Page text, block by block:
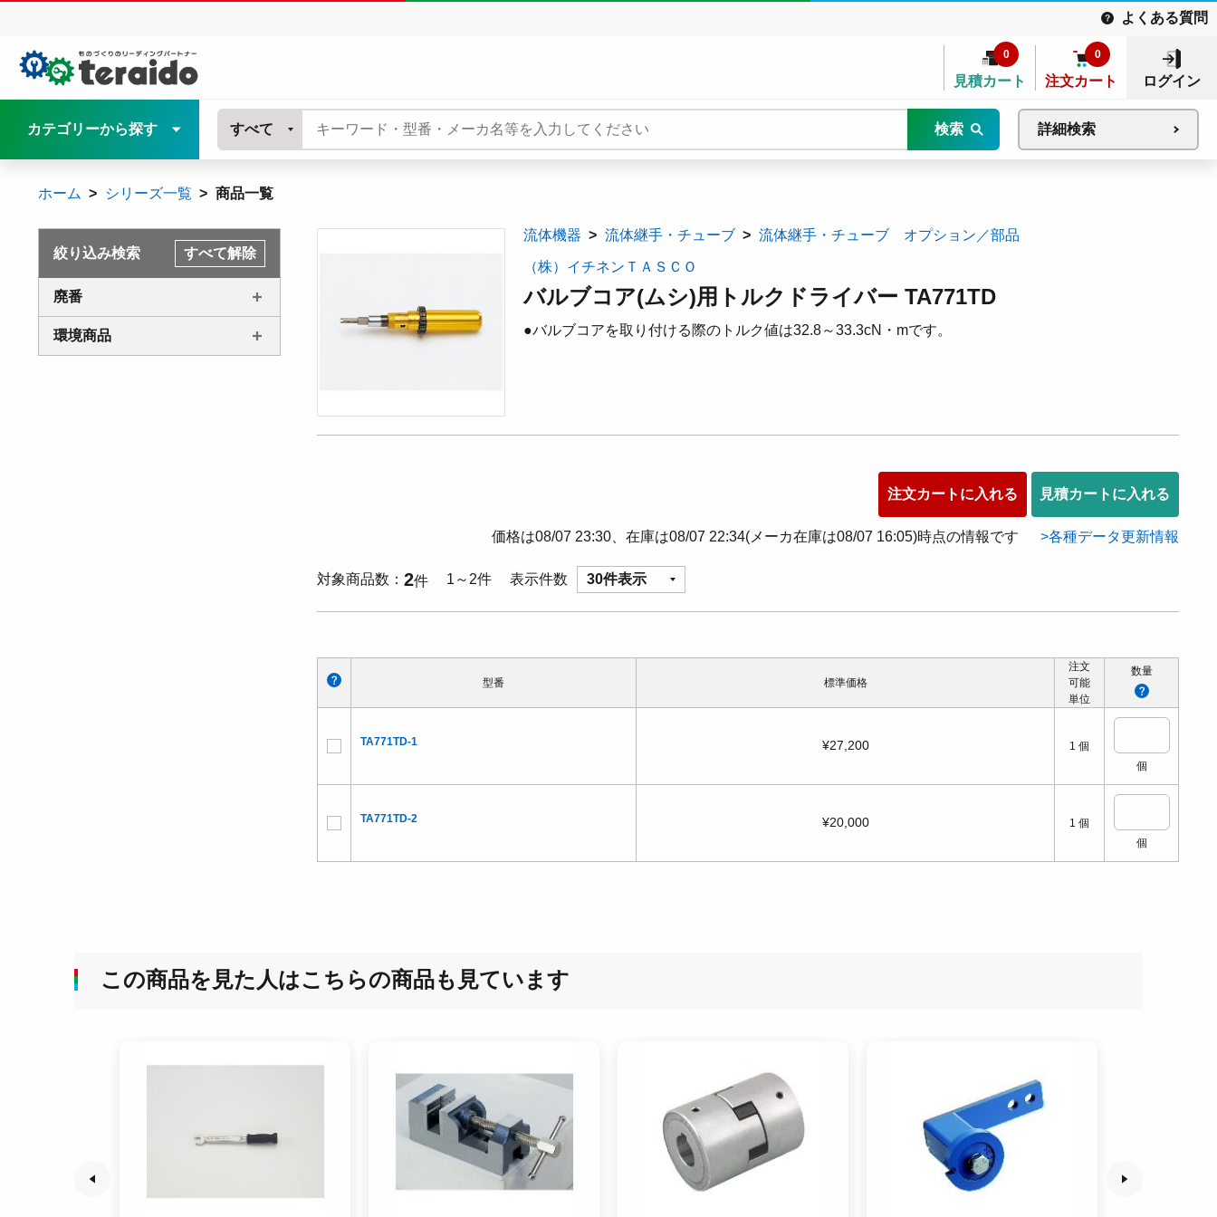
よくある質問
見積カート
0
注文カート
0
ログイン
カテゴリーから探す すべて 検索 詳細検索
ホーム シリーズ一覧 商品一覧
絞り込み検索 すべて解除
廃番
環境商品
流体機器 流体継手・チューブ 流体継手・チューブ オプション／部品
（株）イチネンＴＡＳＣＯ
バルブコア(ムシ)用トルクドライバー TA771TD
●バルブコアを取り付ける際のトルク値は32.8～33.3cN・mです。
注文カートに入れる 見積カートに入れる
価格は08/07 23:30、在庫は08/07 22:34(メーカ在庫は08/07 16:05)時点の情報です 各種データ更新情報
対象商品数 2件 1～2件 表示件数 30件表示
型番 標準価格
注文
可能
単位
数量
TA771TD-1 ¥27,200 1 個
個
TA771TD-2 ¥20,000 1 個
個
この商品を見た人はこちらの商品も見ています